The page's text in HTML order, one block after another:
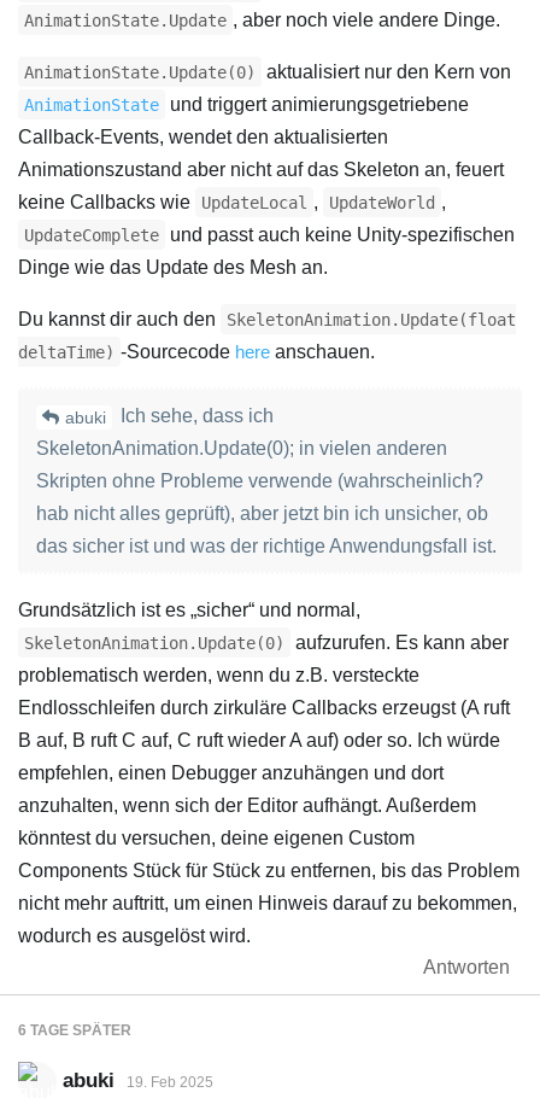
AnimationState.Update , aber noch viele andere Dinge.
AnimationState.Update(0) aktualisiert nur den Kern von
AnimationState
und triggert animierungsgetriebene
Callback-Events, wendet den aktualisierten
Animationszustand aber nicht auf das Skeleton an, feuert
keine Callbacks wie
UpdateLocal , UpdateWorld ,
UpdateComplete
und passt auch keine Unity-spezifischen
Dinge wie das Update des Mesh an.
Du kannst dir auch den
SkeletonAnimation.Update(float
deltaTime) -Sourcecode here anschauen.
abuki
Ich sehe, dass ich
SkeletonAnimation.Update(0); in vielen anderen
Skripten ohne Probleme verwende (wahrscheinlich?
hab nicht alles geprüft), aber jetzt bin ich unsicher, ob
das sicher ist und was der richtige Anwendungsfall ist.
Grundsätzlich ist es „sicher“ und normal,
SkeletonAnimation.Update(0)
aufzurufen. Es kann aber
problematisch werden, wenn du z.B. versteckte
Endlosschleifen durch zirkuläre Callbacks erzeugst (A ruft
B auf, B ruft C auf, C ruft wieder A auf) oder so. Ich würde
empfehlen, einen Debugger anzuhängen und dort
anzuhalten, wenn sich der Editor aufhängt. Außerdem
könntest du versuchen, deine eigenen Custom
Components Stück für Stück zu entfernen, bis das Problem
nicht mehr auftritt, um einen Hinweis darauf zu bekommen,
wodurch es ausgelöst wird.
Antworten
6 TAGE SPÄTER
abuki 19. Feb 2025